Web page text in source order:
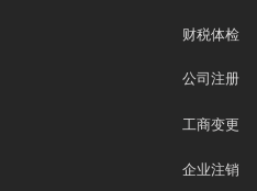
财税体检
公司注册
工商变更
企业注销